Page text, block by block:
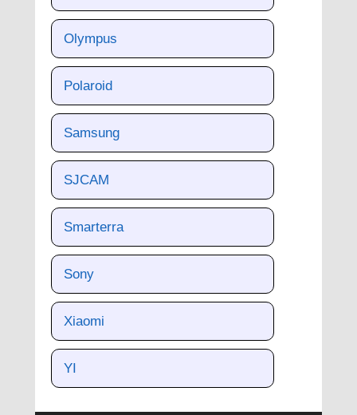
Olympus
Polaroid
Samsung
SJCAM
Smarterra
Sony
Xiaomi
YI